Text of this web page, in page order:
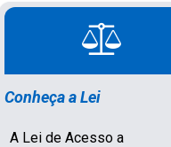
Conheça a Lei
A Lei de Acesso a